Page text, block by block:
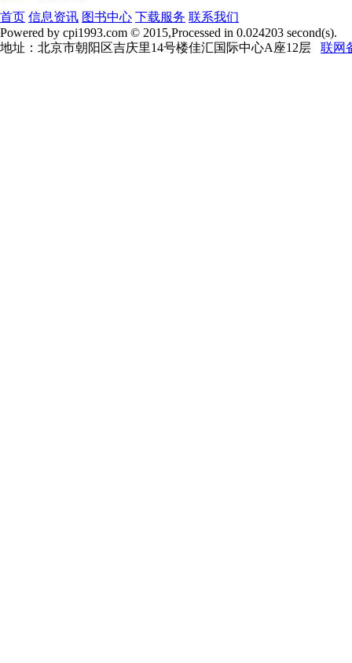
首页 信息资讯 图书中心 下载服务 联系我们
Powered by cpi1993.com © 2015,Processed in 0.024203 second(s).
地址：北京市朝阳区吉庆里14号楼佳汇国际中心A座12层 联网